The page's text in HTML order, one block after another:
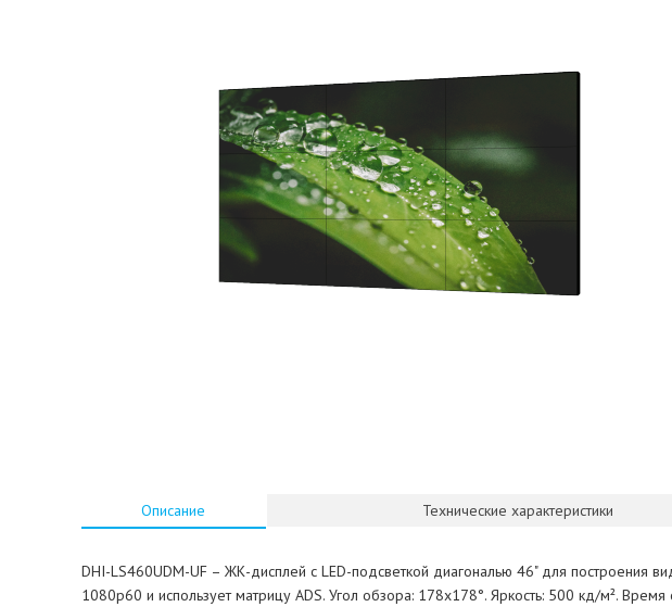
Описание Технические характеристики
DHI-LS460UDM-UF – ЖК-дисплей с LED-подсветкой диагональю 46" для построения
1080p60 и использует матрицу ADS. Угол обзора: 178x178°. Яркость: 500 кд/м². Время